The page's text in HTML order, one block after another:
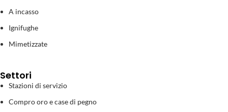
A incasso
Ignifughe
Mimetizzate
Settori
Stazioni di servizio
Compro oro e case di pegno